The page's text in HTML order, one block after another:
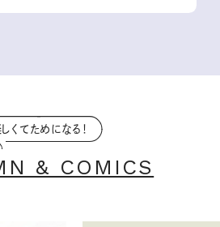
くてためになる！
& COMICS